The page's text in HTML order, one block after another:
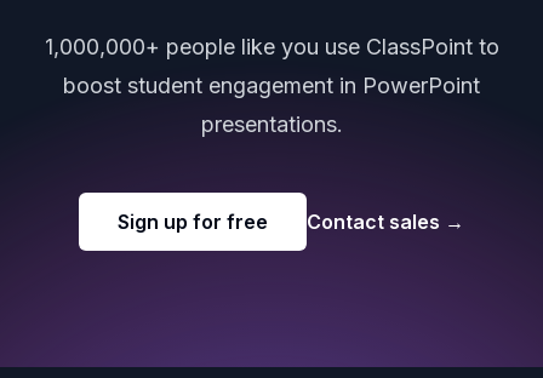
1,000,000+ people like you use ClassPoint to
boost student engagement in PowerPoint
presentations.
Sign up for free Contact sales →